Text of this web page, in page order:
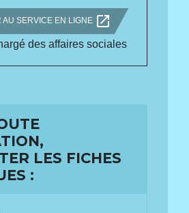
AU SERVICE EN LIGNE open_in_new
des affaires sociales
LES FICHES
: